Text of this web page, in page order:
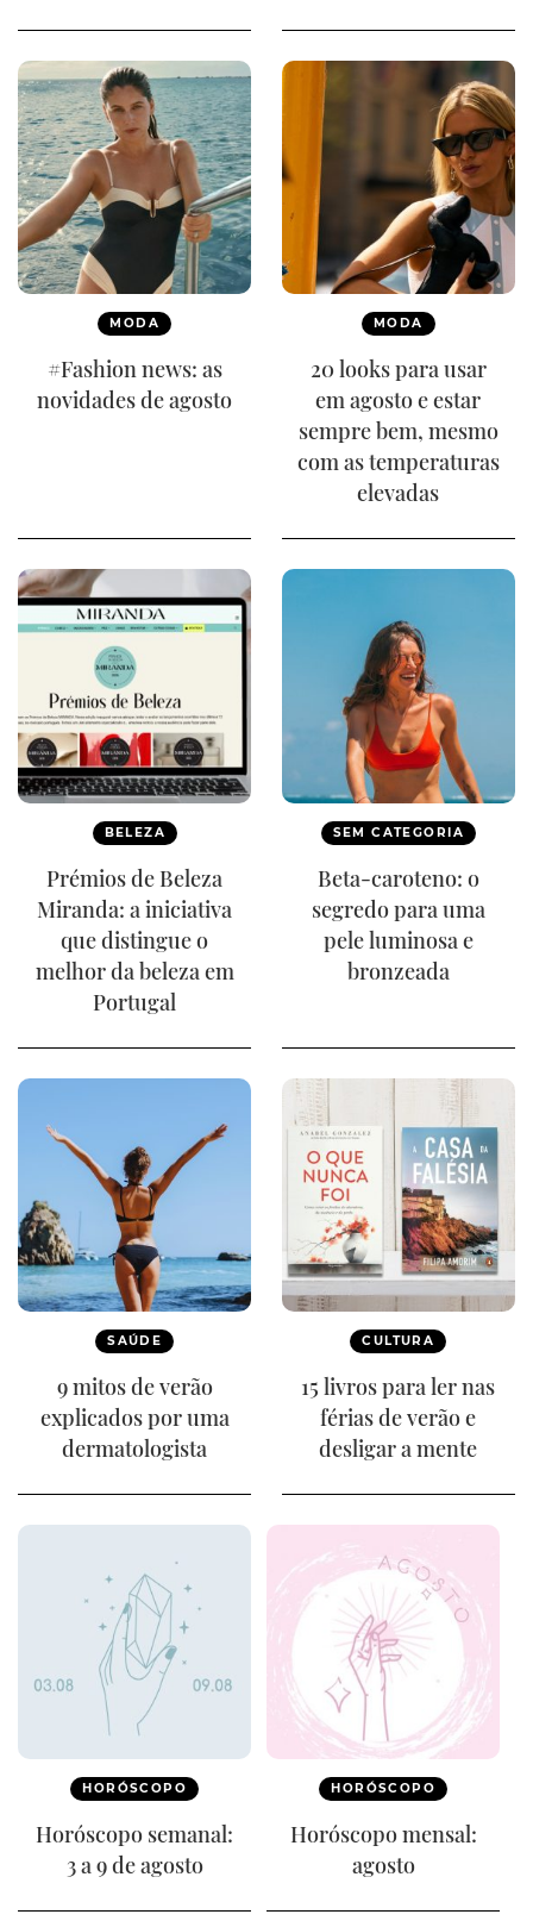
MODA
#Fashion news: as
novidades de agosto
MODA
20 looks para usar
em agosto e estar
sempre bem, mesmo
com as temperaturas
elevadas
BELEZA
Prémios de Beleza
Miranda: a iniciativa
que distingue o
melhor da beleza em
Portugal
SEM CATEGORIA
Beta-caroteno: o
segredo para uma
pele luminosa e
bronzeada
SAÚDE
9 mitos de verão
explicados por uma
dermatologista
CULTURA
15 livros para ler nas
férias de verão e
desligar a mente
HORÓSCOPO
Horóscopo semanal:
3 a 9 de agosto
HORÓSCOPO
Horóscopo mensal:
agosto